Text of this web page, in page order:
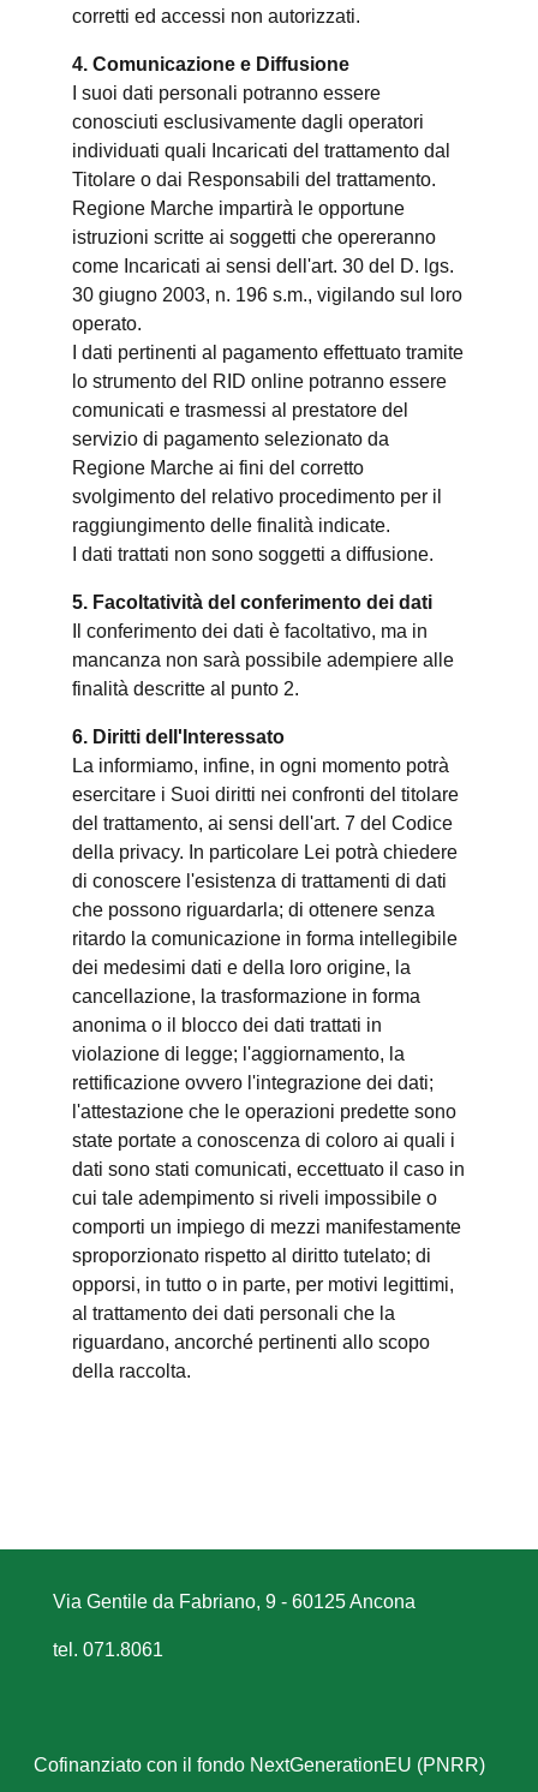
corretti ed accessi non autorizzati.
4. Comunicazione e Diffusione
I suoi dati personali potranno essere
conosciuti esclusivamente dagli operatori
individuati quali Incaricati del trattamento dal
Titolare o dai Responsabili del trattamento.
Regione Marche impartirà le opportune
istruzioni scritte ai soggetti che opereranno
come Incaricati ai sensi dell'art. 30 del D. lgs.
30 giugno 2003, n. 196 s.m., vigilando sul loro
operato.
I dati pertinenti al pagamento effettuato tramite
lo strumento del RID online potranno essere
comunicati e trasmessi al prestatore del
servizio di pagamento selezionato da
Regione Marche ai fini del corretto
svolgimento del relativo procedimento per il
raggiungimento delle finalità indicate.
I dati trattati non sono soggetti a diffusione.
5. Facoltatività del conferimento dei dati
Il conferimento dei dati è facoltativo, ma in
mancanza non sarà possibile adempiere alle
finalità descritte al punto 2.
6. Diritti dell'Interessato
La informiamo, infine, in ogni momento potrà
esercitare i Suoi diritti nei confronti del titolare
del trattamento, ai sensi dell'art. 7 del Codice
della privacy. In particolare Lei potrà chiedere
di conoscere l'esistenza di trattamenti di dati
che possono riguardarla; di ottenere senza
ritardo la comunicazione in forma intellegibile
dei medesimi dati e della loro origine, la
cancellazione, la trasformazione in forma
anonima o il blocco dei dati trattati in
violazione di legge; l'aggiornamento, la
rettificazione ovvero l'integrazione dei dati;
l'attestazione che le operazioni predette sono
state portate a conoscenza di coloro ai quali i
dati sono stati comunicati, eccettuato il caso in
cui tale adempimento si riveli impossibile o
comporti un impiego di mezzi manifestamente
sproporzionato rispetto al diritto tutelato; di
opporsi, in tutto o in parte, per motivi legittimi,
al trattamento dei dati personali che la
riguardano, ancorché pertinenti allo scopo
della raccolta.
Via Gentile da Fabriano, 9 - 60125 Ancona
tel. 071.8061
Cofinanziato con il fondo NextGenerationEU (PNRR)